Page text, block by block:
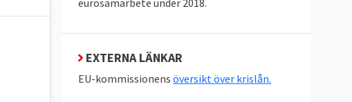
eurosamarbete under 2018.
EXTERNA LÄNKAR
EU-kommissionens översikt över krislån.